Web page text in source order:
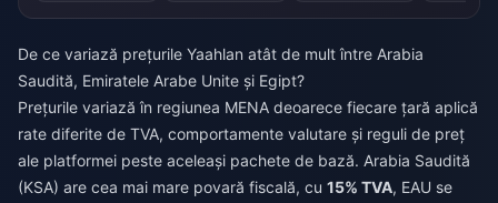
De ce variază prețurile Yaahlan atât de mult între Arabia
Saudită, Emiratele Arabe Unite și Egipt?
Prețurile variază în regiunea MENA deoarece fiecare țară aplică
rate diferite de TVA, comportamente valutare și reguli de preț
ale platformei peste aceleași pachete de bază. Arabia Saudită
(KSA) are cea mai mare povară fiscală, cu 15% TVA, EAU se